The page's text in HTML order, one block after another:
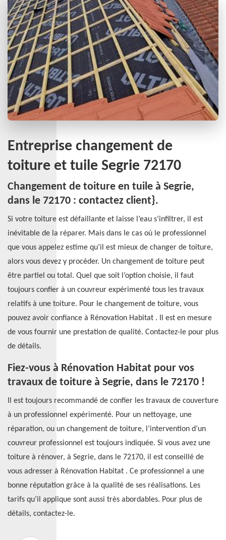
Entreprise changement de
toiture et tuile Segrie 72170
Changement de toiture en tuile à Segrie,
dans le 72170 : contactez client}.
Si votre toiture est défaillante et laisse l’eau s’infiltrer, il est
inévitable de la réparer. Mais dans le cas où le professionnel
que vous appelez estime qu’il est mieux de changer de toiture,
alors vous devez y procéder. Un changement de toiture peut
être partiel ou total. Quel que soit l’option choisie, il faut
toujours confier à un couvreur expérimenté tous les travaux
relatifs à une toiture. Pour le changement de toiture, vous
pouvez avoir confiance à Rénovation Habitat . Il est en mesure
de vous fournir une prestation de qualité. Contactez-le pour plus
de détails.
Fiez-vous à Rénovation Habitat pour vos
travaux de toiture à Segrie, dans le 72170 !
Il est toujours recommandé de confier les travaux de couverture
à un professionnel expérimenté. Pour un nettoyage, une
réparation, ou un changement de toiture, l’intervention d’un
couvreur professionnel est toujours indiquée. Si vous avez une
toiture à rénover, à Segrie, dans le 72170, il est conseillé de
vous adresser à Rénovation Habitat . Ce professionnel a une
bonne réputation grâce à la qualité de ses réalisations. Les
tarifs qu’il applique sont aussi très abordables. Pour plus de
détails, contactez-le.